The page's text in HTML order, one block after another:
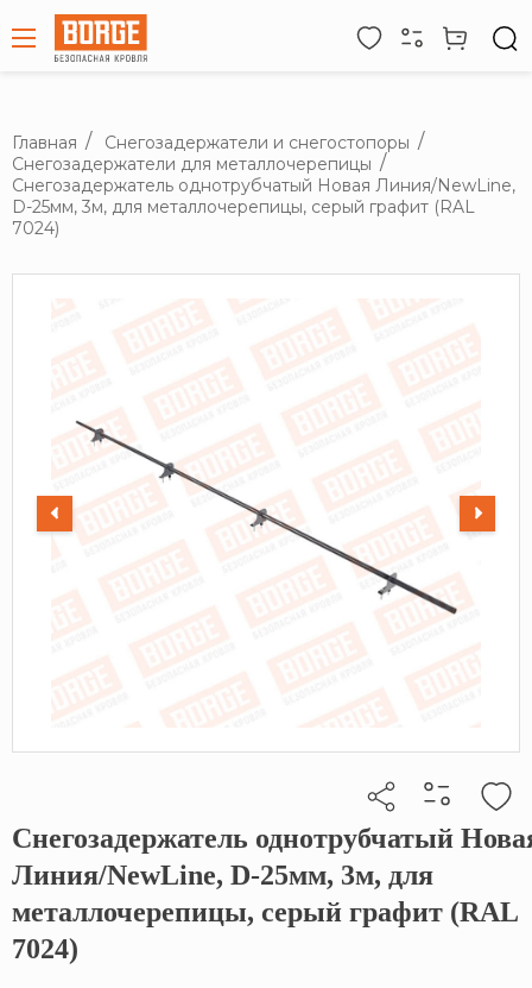
Главная
Снегозадержатели и снегостопоры
Снегозадержатели для металлочерепицы
Снегозадержатель однотрубчатый Новая Линия/NewLine,
D-25мм, 3м, для металлочерепицы, серый графит (RAL
7024)
Кликните, чтобы скопировать прямую ссылку
Снегозадержатель однотрубчатый
Линия/NewLine, D-25мм, 3м, для
металлочерепицы, серый графит (RAL
7024)